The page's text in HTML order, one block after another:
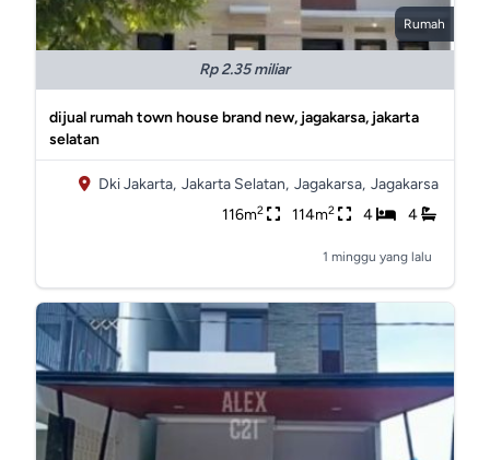
Rumah
Rp 2.35 miliar
dijual rumah town house brand new, jagakarsa, jakarta
selatan
Dki Jakarta, Jakarta Selatan, Jagakarsa, Jagakarsa
116m2 114m2 4 4
1 minggu yang lalu